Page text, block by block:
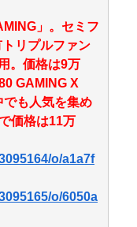
」。セミフ
リプルファン
。価格は9万
GAMING X
でも人気を集め
価格は11万
o/a1a7f
o/6050a